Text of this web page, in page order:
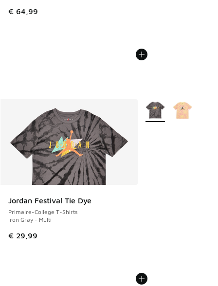
€ 64,99
Jordan Festival Tie Dye
Primaire-College T-Shirts
Iron Gray - Multi
€ 29,99
Plus de couleurs